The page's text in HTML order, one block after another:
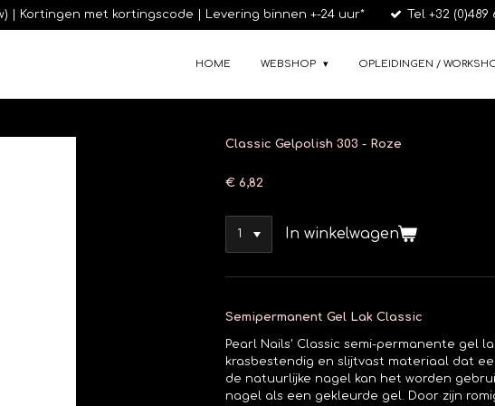
| Kortingen met kortingscode | Levering binnen +-24 uur* Tel +32
HOME WEBSHOP OPLEIDINGEN /
Classic Gelpolish 303 - Roze
€ 6,82
In winkelwagen
Semipermanent Gel Lak Classic
Pearl Nails' Classic semi-permanente gel
krasbestendig en slijtvast materiaal dat
de natuurlijke nagel kan het worden
nagel als een gekleurde gel. Door zijn